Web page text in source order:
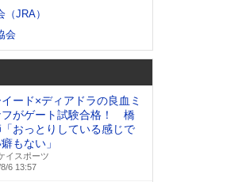
（JRA）
会
ード×ディアドラの良血ミ
フがゲート試験合格！ 橋
「おっとりしている感じで
もない」
イスポーツ
6 13:57